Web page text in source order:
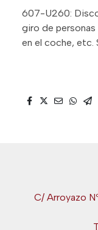
607-U260:
giro de personas
en el coche, etc.
C/ Arroyazo